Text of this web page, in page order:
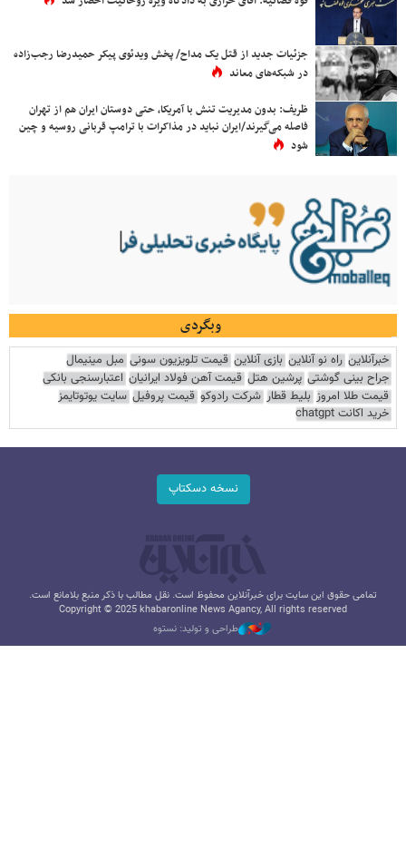
جزئیات جدید از قتل یک مداح/ پخش ویدئوی پیکر حمیدرضا رجب‌زاده
در شبکه‌های معاند
ظریف: بدون مدیریت تنش با آمریکا، حتی دوستان ایران هم از تهران
فاصله می‌گیرند/ایران نباید در مذاکرات با ترامپ قربانی روسیه و چین
شود
وبگردی
خبرآنلاین راه نو آنلاین بازی آنلاین قیمت تلویزیون سونی مبل مینیمال
جراح بینی گوشتی پرشین هتل قیمت آهن فولاد ایرانیان اعتبارسنجی بانکی
قیمت طلا امروز بلیط قطار شرکت رادوکو قیمت پروفیل سایت یوتوتایمز
خرید اکانت chatgpt
نسخه دسکتاپ
تمامی حقوق این سایت برای خبرآنلاین محفوظ است. نقل مطالب با ذکر منبع بلامانع است.
Copyright © 2025 khabaronline News Agancy, All rights reserved
طراحی و تولید: نستوه